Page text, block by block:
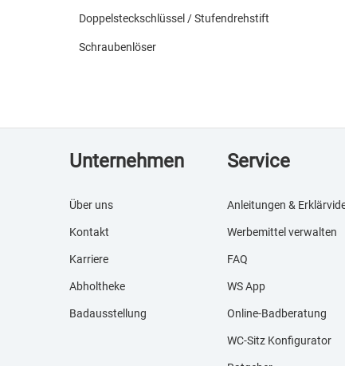
Doppelsteckschlüssel / Stufendrehstift
Schraubenlöser
Unternehmen
Über uns
Kontakt
Karriere
Abholtheke
Badausstellung
Service
Anleitungen &
Werbemittel verwalten
FAQ
WS App
Online-Badberatung
WC-Sitz Konfigurator